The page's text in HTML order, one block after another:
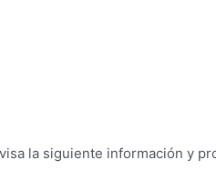
la siguiente información y